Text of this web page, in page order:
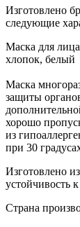
Изготовлено
следующие
Маска для
хлопок, белый
Маска
защиты
хорошо
из
при 30
Изготовлено из
устойчивость
Страна